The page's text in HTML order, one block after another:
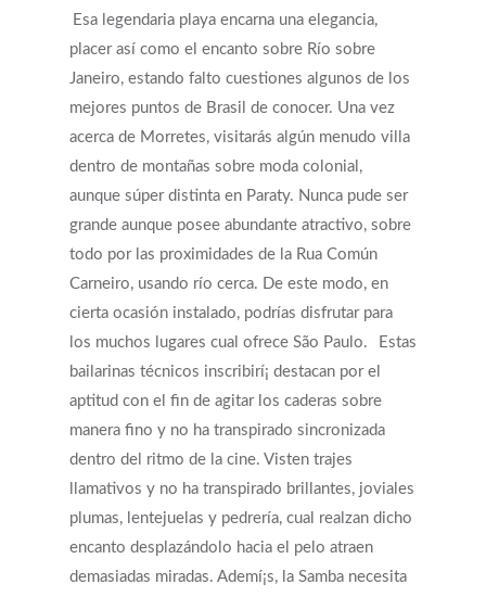
Esa legendaria playa encarna una elegancia,
placer así­ como el encanto sobre Río sobre
Janeiro, estando falto cuestiones algunos de los
mejores puntos de Brasil de conocer. Una vez
acerca de Morretes, visitarás algún menudo villa
dentro de montañas sobre moda colonial,
aunque súper distinta en Paraty. Nunca pude ser
grande aunque posee abundante atractivo, sobre
todo por las proximidades de la Rua Común
Carneiro, usando río cerca. De este modo, en
cierta ocasión instalado, podrías disfrutar para
los muchos lugares cual ofrece São Paulo.
Estas
bailarinas técnicos inscribirí¡ destacan por el
aptitud con el fin de agitar los caderas sobre
manera fino y no ha transpirado sincronizada
dentro del ritmo de la cine. Visten trajes
llamativos y no ha transpirado brillantes, joviales
plumas, lentejuelas y pedrería, cual realzan dicho
encanto desplazándolo hacia el pelo atraen
demasiadas miradas. Ademí¡s, la Samba necesita